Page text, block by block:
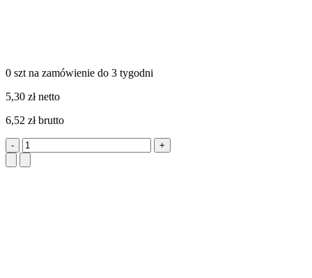
0 szt na zamówienie do 3 tygodni
5,30 zł netto
6,52 zł brutto
- +